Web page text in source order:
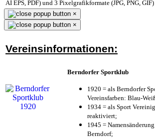
AI EPS, PDF) und 3 Pixelgrafikformate (JPG, PNG, GIF)
×
×
Vereinsinformationen:
Berndorfer Sportklub
1920 = als Berndorfer
Vereinsfarben: Blau-
1934 = als Sport
reaktiviert;
1945 =
Berndorf;